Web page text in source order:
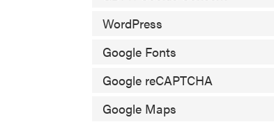
WordPress
Google Fonts
Google reCAPTCHA
Google Maps